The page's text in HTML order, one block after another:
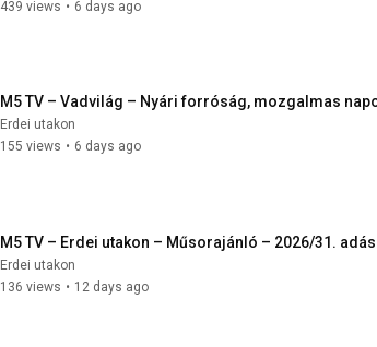
439 views • 6 days ago
M5 TV – Vadvilág – Nyári forróság, mozgalmas
Erdei utakon
155 views • 6 days ago
M5 TV – Erdei utakon – Műsorajánló – 2026/31.
Erdei utakon
136 views • 12 days ago